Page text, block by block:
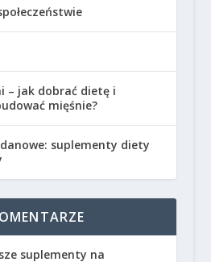
– jak dobrać dietę i
mięśnie?
suplementy diety
suplementy na